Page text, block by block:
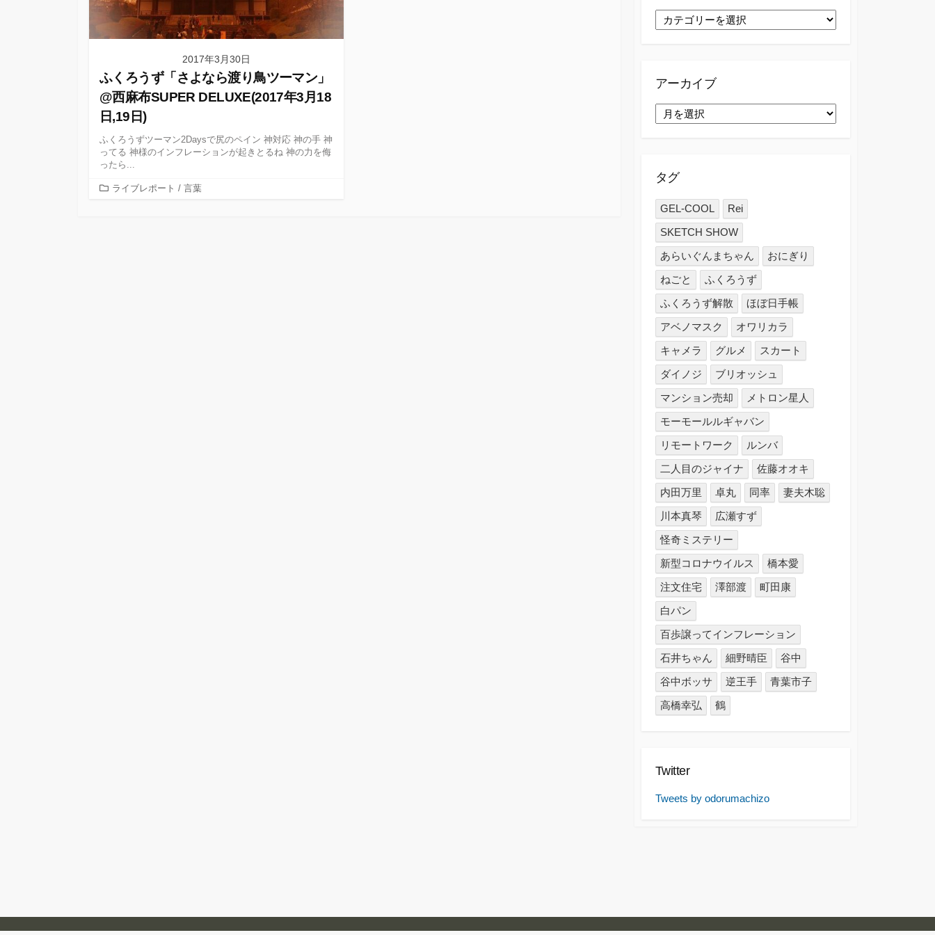
2017年3月30日
ふくろうず「さよなら渡り鳥ツーマン」
@西麻布SUPER DELUXE(2017年3月18
日,19日)
ふくろうずツーマン2Daysで尻のペイン 神対応 神の手 神
ってる 神様のインフレーションが起きとるね 神の力を侮
ったら...
カ
ライブレポート / 言葉
カ
テ
アーカイブ
ー
タグ
GEL-COOL
Rei
SKETCH SHOW
あらいぐんまちゃん
おにぎり
ねごと
ふくろうず
ふくろうず解散
ほぼ日手帳
アベノマスク
オワリカラ
キャメラ
グルメ
スカート
ダイノジ
ブリオッシュ
マンション売却
メトロン星人
モーモールルギャバン
リモートワーク
ルンバ
二人目のジャイナ
佐藤オオキ
内田万里
卓丸 同率
妻夫木聡
川本真琴
広瀬すず
怪奇ミステリー
新型コロナウイルス
橋本愛
注文住宅
澤部渡
町田康
白パン
百歩譲ってインフレーション
石井ちゃん
細野晴臣
谷中
谷中ボッサ
逆王手
青葉市子
高橋幸弘
鶴
Twitter
Tweets by odorumachizo